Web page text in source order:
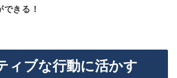
きる！
ィブな行動に活かす